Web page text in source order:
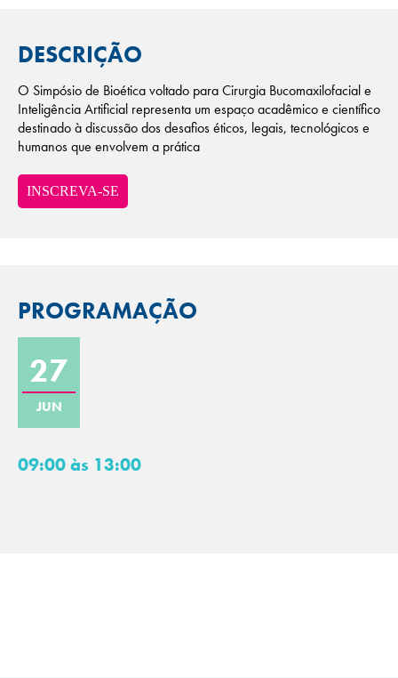
DESCRIÇÃO
O Simpósio de Bioética voltado para Cirurgia Bucomaxilofacial e
Inteligência Artificial representa um espaço acadêmico e científico
destinado à discussão dos desafios éticos, legais, tecnológicos e
humanos que envolvem a prática
INSCREVA-SE
PROGRAMAÇÃO
27
JUN
09:00 às 13:00